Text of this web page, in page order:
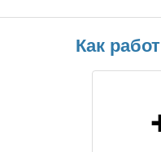
Как